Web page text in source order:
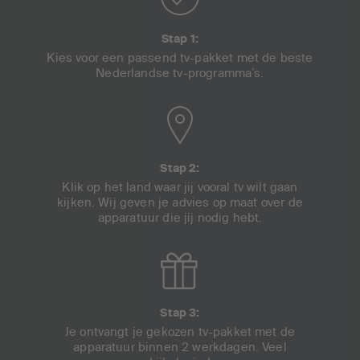
Stap 1:
Kies voor een passend tv-pakket met de beste
Nederlandse tv-programma’s.
Stap 2:
Klik op het land waar jij vooral tv wilt gaan
kijken. Wij geven je advies op maat over de
apparatuur die jij nodig hebt.
Stap 3:
Je ontvangt je gekozen tv-pakket met de
apparatuur binnen 2 werkdagen. Veel